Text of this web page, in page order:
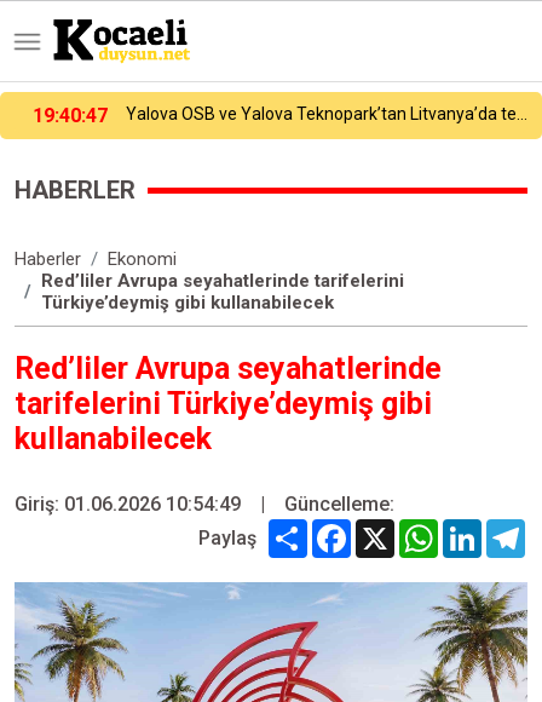
19:38
HABERLER
Haberler
Ekonomi
Red’liler Avrupa seyahatlerinde tarifelerini
Türkiye’deymiş gibi kullanabilecek
Red’liler Avrupa seyahatlerinde
tarifelerini Türkiye’deymiş gibi
kullanabilecek
Giriş: 01.06.2026 10:54:49 |
Güncelleme:
Paylaş
Share Facebook
X WhatsApp